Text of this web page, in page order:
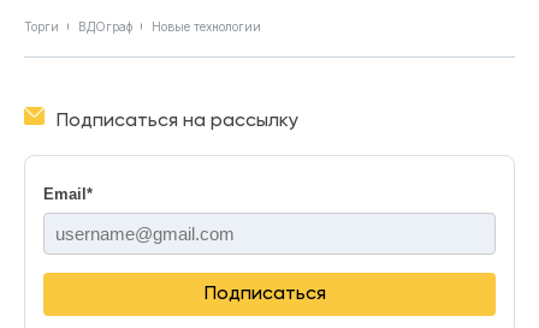
Торги ВДОграф Новые технологии
Подписаться на рассылку
Email *
Подписаться